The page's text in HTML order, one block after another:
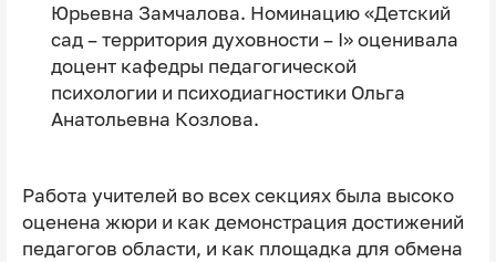
Юрьевна Замчалова. Номинацию «Детский
сад – территория духовности – I» оценивала
доцент кафедры педагогической
психологии и психодиагностики Ольга
Анатольевна Козлова.
Работа учителей во всех секциях была высоко
оценена жюри и как демонстрация достижений
педагогов области, и как площадка для обмена